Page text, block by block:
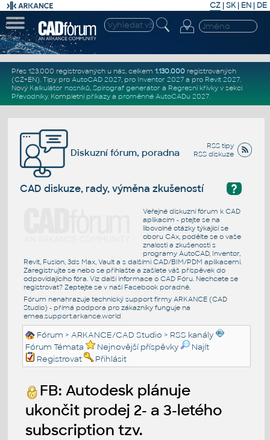
CZ | SK| EN | DE
Přes 123.000 registrovaných u nás, celkem 1.130.000registrovaných
(CZ+EN). Tipy pro AutoCAD 2027, pro Inventor 2027a pro Revit 2027.
Nový Kalkulátor nosníků, Spirograf generátor a Regresní křivkyv sekci
Převodníky. Kompletní příkazya proměnné AutoCADu 2027.
RSS tipy
RSS diskuze
Diskuzní fórum, poradna
?
CAD diskuze, rady, výměna zkušeností
Veřejné diskuzní fórum k CAD
aplikacím - ptejte se na
libovolné otázky týkající se
oboru CAx, podělte se o vaše
znalosti a zkušenosti s
programy AutoCAD, Inventor,
Revit, Fusion, 3ds Max, Vault a s dalšími CAD/BIM/PDM aplikacemi.
Zaregistrujte se nebo se přihlašte a zašlete váš příspěvek do
odpovídajícího fóra. Viz další informace o CAD Fóru. Nechcete se
registrovat? Zeptejte se v naší Facebook poradně.
Fórum nenahrazuje technický support firmy ARKANCE (CAD
Studio) - přímá podpora pro zákazníky funguje na
emea.support.arkance.world
Fórum >ARKANCE/CAD Studio > RSS kanály
Fórum Témata
Nejnovější příspěvky
Najít
Registrovat
Přihlásit
FB: Autodesk plánuje
ukončit prodej 2- a 3-letého
subscription tzv.